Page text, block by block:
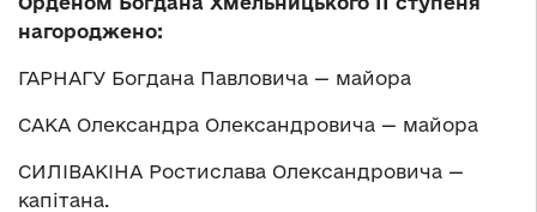
нагороджено:
ГАРНАГУ Богдана Павловича — майора
САКА Олександра Олександровича — майора
СИЛІВАКІНА Ростислава Олександровича —
капітана.